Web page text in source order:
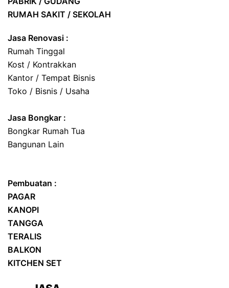
RUMAH SAKIT / SEKOLAH
Jasa Renovasi :
Rumah Tinggal
Kost / Kontrakkan
Kantor / Tempat Bisnis
Toko / Bisnis / Usaha
Jasa Bongkar :
Bongkar Rumah Tua
Bangunan Lain
Pembuatan :
PAGAR
KANOPI
TANGGA
TERALIS
BALKON
KITCHEN SET